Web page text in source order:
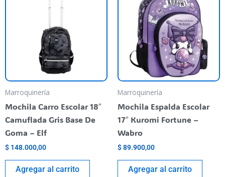
Marroquinería
Mochila Carro Escolar 18″
Camuflada Gris Base De
Goma – Elf
$ 148.000,00
Agregar al carrito
Marroquinería
Mochila Espalda Escolar
17″ Kuromi Fortune –
Wabro
$89.900,00
Agregar al carrito